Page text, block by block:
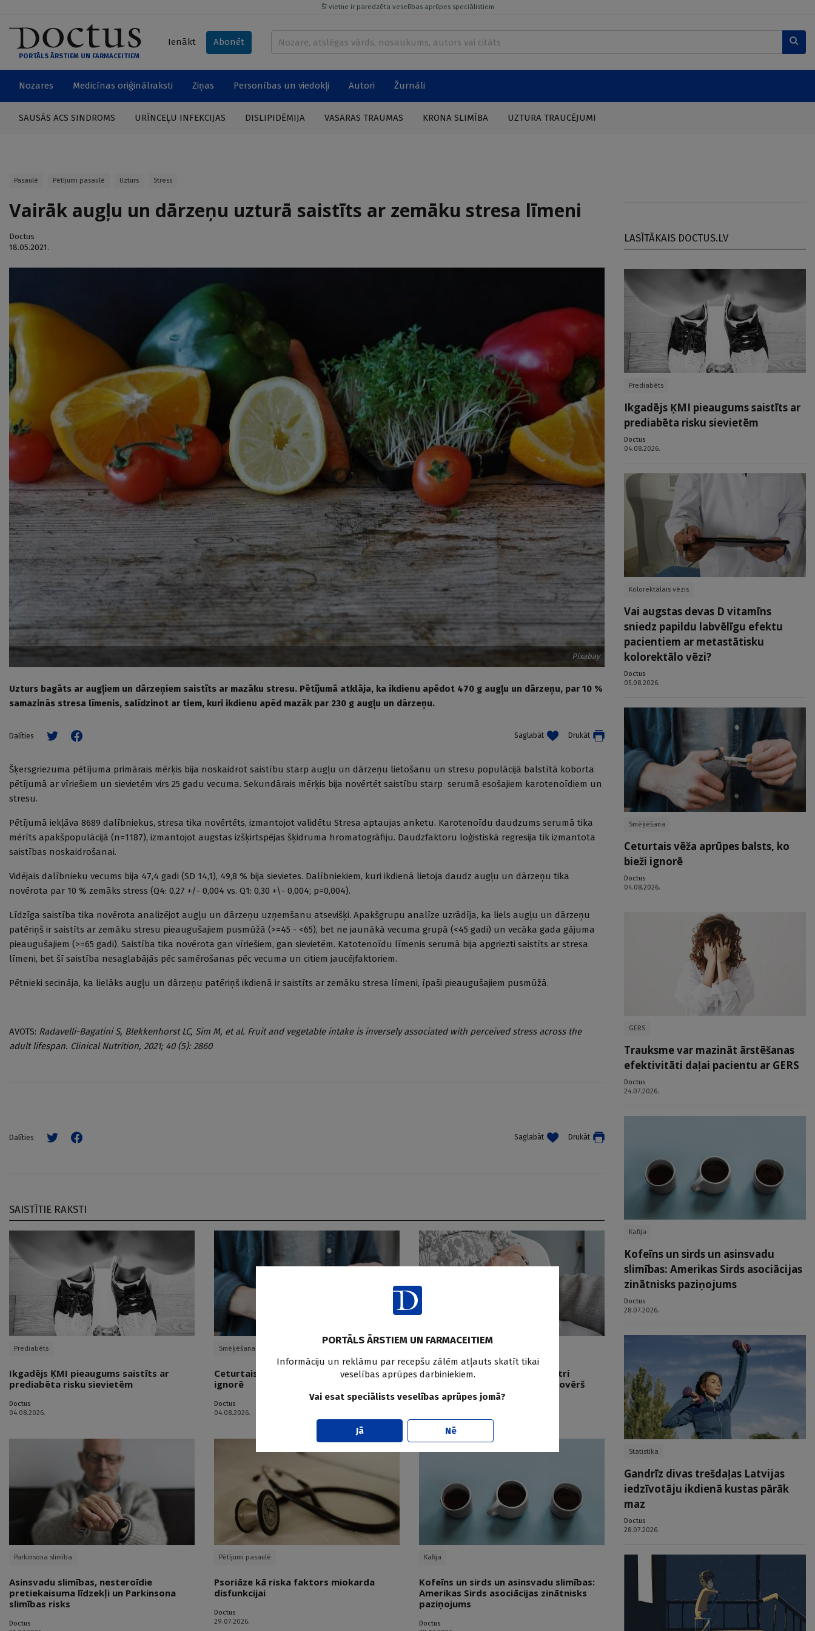
Šī vietne ir paredzēta veselības aprūpes speciālistiem
PORTĀLS ĀRSTIEM UN FARMACEITIEM
Ienākt Abonēt
Nozares Medicīnas oriģinālraksti Ziņas Personības un viedokļi Autori Žurnāli
SAUSĀS ACS SINDROMS URĪNCEĻU INFEKCIJAS DISLIPIDĒMIJA VASARAS TRAUMAS KRONA SLIMĪBA UZTURA TRAUCĒJUMI
Pasaulē Pētījumi pasaulē Uzturs Stress
Vairāk augļu un dārzeņu uzturā saistīts ar zemāku stresa līmeni
Doctus
18.05.2021.
Pixabay
Uzturs bagāts ar augļiem un dārzeņiem saistīts ar mazāku stresu. Pētījumā atklāja, ka ikdienu apēdot 470 g augļu un dārzeņu, par 10 %
samazinās stresa līmenis, salīdzinot ar tiem, kuri ikdienu apēd mazāk par 230 g augļu un dārzeņu.
Dalīties Saglabāt Drukāt
Šķersgriezuma pētījuma primārais mērķis bija noskaidrot saistību starp augļu un dārzeņu lietošanu un stresu populācijā balstītā koborta
pētījumā ar vīriešiem un sievietēm virs 25 gadu vecuma. Sekundārais mērķis bija novērtēt saistību starp serumā esošajiem karotenoīdiem un
stresu.
Pētījumā iekļāva 8689 dalībniekus, stresa tika novērtēts, izmantojot validētu Stresa aptaujas anketu. Karotenoīdu daudzums serumā tika
mērīts apakšpopulācijā (n=1187), izmantojot augstas izšķirtspējas šķidruma hromatogrāfiju. Daudzfaktoru loģistiskā regresija tik izmantota
saistības noskaidrošanai.
Vidējais dalībnieku vecums bija 47,4 gadi (SD 14,1), 49,8 % bija sievietes. Dalībniekiem, kuri ikdienā lietoja daudz augļu un dārzeņu tika
novērota par 10 % zemāks stress (Q4: 0,27 +/- 0,004 vs. Q1: 0,30 +\- 0,004; p=0,004).
Līdzīga saistība tika novērota analizējot augļu un dārzeņu uzņemšanu atsevišķi. Apakšgrupu analīze uzrādīja, ka liels augļu un dārzeņu
patēriņš ir saistīts ar zemāku stresu pieaugušajiem pusmūžā (>=45 - <65), bet ne jaunākā vecuma grupā (<45 gadi) un vecāka gada gājuma
pieaugušajiem (>=65 gadi). Saistība tika novērota gan vīriešiem, gan sievietēm. Katotenoīdu līmenis serumā bija apgriezti saistīts ar stresa
līmeni, bet šī saistība nesaglabājās pēc samērošanas pēc vecuma un citiem jaucējfaktoriem.
Pētnieki secināja, ka lielāks augļu un dārzeņu patēriņš ikdienā ir saistīts ar zemāku stresa līmeni, īpaši pieaugušajiem pusmūžā.
AVOTS: Radavelli-Bagatini S, Blekkenhorst LC, Sim M, et al. Fruit and vegetable intake is inversely associated with perceived stress across the
adult lifespan. Clinical Nutrition, 2021; 40 (5): 2860
Dalīties Saglabāt Drukāt
SAISTĪTIE RAKSTI
Prediabēts
Ikgadējs ĶMI pieaugums saistīts ar
prediabēta risku sievietēm
Doctus
04.08.2026.
Smēķēšana
Ceturtais vēža aprūpes balsts, ko bieži
ignorē
Doctus
04.08.2026.
Augstas efektivitātes gaisa filtri
sociālās aprūpes namos – vai novērš
infekciju risku?
Parkinsona slimība
Asinsvadu slimības, nesteroīdie
pretiekaisuma līdzekļi un Parkinsona
slimības risks
Doctus
Pētījumi pasaulē
Psoriāze kā riska faktors miokarda
disfunkcijai
Doctus
29.07.2026.
Kafija
Kofeīns un sirds un asinsvadu slimības:
Amerikas Sirds asociācijas zinātnisks
paziņojums
Doctus
LASĪTĀKAIS DOCTUS.LV
Prediabēts
Ikgadējs ĶMI pieaugums saistīts ar
prediabēta risku sievietēm
Doctus
04.08.2026.
Kolorektālais vēzis
Vai augstas devas D vitamīns
sniedz papildu labvēlīgu efektu
pacientiem ar metastātisku
kolorektālo vēzi?
Doctus
05.08.2026.
Smēķēšana
Ceturtais vēža aprūpes balsts, ko
bieži ignorē
Doctus
04.08.2026.
GERS
Trauksme var mazināt ārstēšanas
efektivitāti daļai pacientu ar GERS
Doctus
24.07.2026.
Kafija
Kofeīns un sirds un asinsvadu
slimības: Amerikas Sirds asociācijas
zinātnisks paziņojums
Doctus
28.07.2026.
Statistika
Gandrīz divas trešdaļas Latvijas
iedzīvotāju ikdienā kustas pārāk
maz
Doctus
28.07.2026.
PORTĀLS ĀRSTIEM UN FARMACEITIEM
Informāciju un reklāmu par recepšu zālēm atļauts skatīt tikai
veselības aprūpes darbiniekiem.
Vai esat speciālists veselības aprūpes jomā?
Jā Nē